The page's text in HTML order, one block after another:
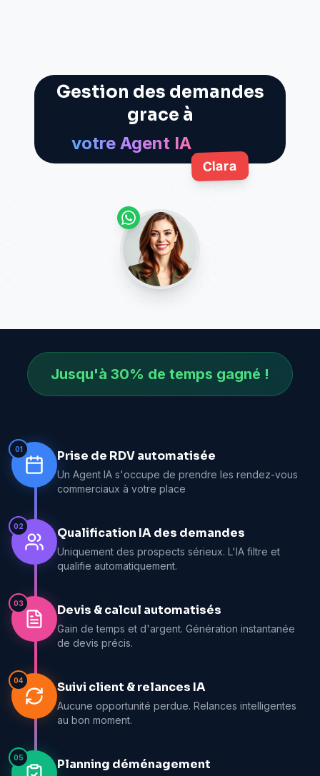
Gestion des demandes
grace à
votre Agent IA
Clara
Jusqu'à 30% de temps gagné !
01 Prise de RDV automatisée
Un Agent IA s'occupe de prendre les rendez-vous
commerciaux à votre place
02 Qualification IA des demandes
Uniquement des prospects sérieux. L'IA filtre et
qualifie automatiquement.
03 Devis & calcul automatisés
Gain de temps et d'argent. Génération instantanée
de devis précis.
04 Suivi client & relances IA
Aucune opportunité perdue. Relances intelligentes
au bon moment.
05 Planning déménagement